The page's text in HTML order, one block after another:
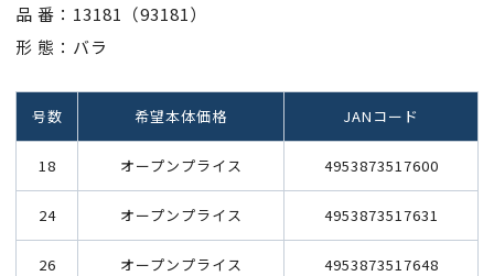
品 番：13181（93181）
形 態：バラ
号数 希望本体価格 JANコード
18 オープンプライス 4953873517600
24 オープンプライス 4953873517631
26 オープンプライス 4953873517648